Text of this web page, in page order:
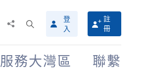
搜
尋
介
登
入
註
冊
服務大灣區 聯繫